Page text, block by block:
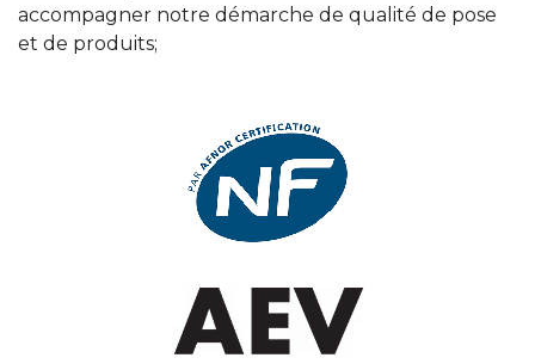
accompagner notre démarche de qualité de pose
et de produits;